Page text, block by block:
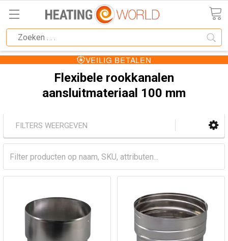
VEILIG BETALEN
Flexibele rookkanalen
aansluitmateriaal 100 mm
FILTERS WEERGEVEN